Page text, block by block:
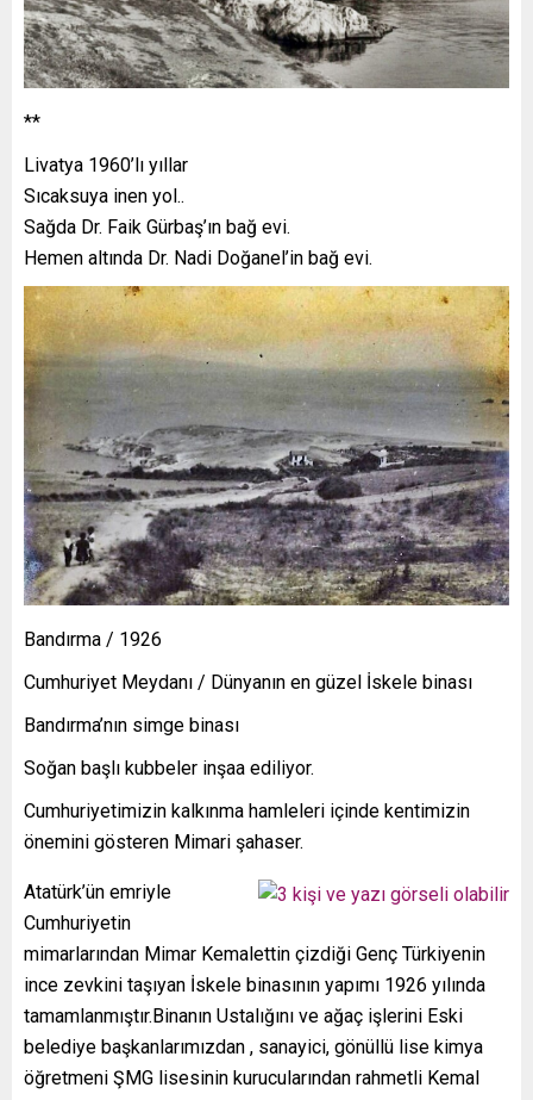
**
Livatya 1960’lı yıllar
Sıcaksuya inen yol..
Sağda Dr. Faik Gürbaş’ın bağ evi.
Hemen altında Dr. Nadi Doğanel’in bağ evi.
Bandırma / 1926
Cumhuriyet Meydanı / Dünyanın en güzel İskele binası
Bandırma’nın simge binası
Soğan başlı kubbeler inşaa ediliyor.
Cumhuriyetimizin kalkınma hamleleri içinde kentimizin
önemini gösteren Mimari şahaser.
Atatürk’ün emriyle
Cumhuriyetin
mimarlarından Mimar Kemalettin çizdiği Genç Türkiyenin
ince zevkini taşıyan İskele binasının yapımı 1926 yılında
tamamlanmıştır.Binanın Ustalığını ve ağaç işlerini Eski
belediye başkanlarımızdan , sanayici, gönüllü lise kimya
öğretmeni ŞMG lisesinin kurucularından rahmetli Kemal